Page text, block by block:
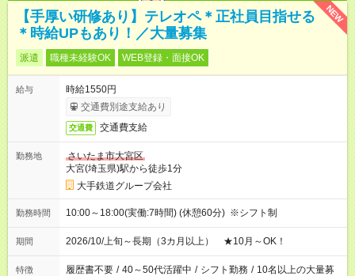
NEW
【手厚い研修あり】テレオペ＊正社員目指せる
＊時給UPもあり！／大量募集
派遣 職種未経験OK WEB登録・面接OK
給与
時給1550円
交通費別途支給あり
交通費 交通費支給
勤務地
さいたま市大宮区
大宮(埼玉県)駅から徒歩1分
大手鉄道グループ会社
勤務時間 10:00～18:00(実働:7時間) (休憩60分) ※シフト制
期間 2026/10/上旬～長期（3カ月以上） ★10月～OK！
特徴 履歴書不要 / 40～50代活躍中 / シフト勤務 / 10名以上の大量募